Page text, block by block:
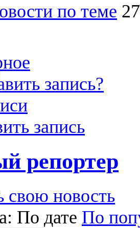
по теме
запись?
запись
репортер
свою новость
По дате По